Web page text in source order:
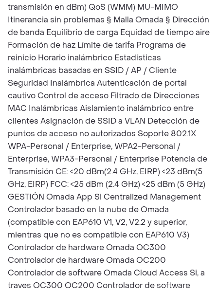
transmisión en dBm) QoS (WMM) MU-MIMO
Itinerancia sin problemas § Malla Omada § Dirección
de banda Equilibrio de carga Equidad de tiempo aire
Formación de haz Límite de tarifa Programa de
reinicio Horario inalámbrico Estadísticas
inalámbricas basadas en SSID / AP / Cliente
Seguridad Inalámbrica Autenticación de portal
cautivo Control de acceso Filtrado de Direcciones
MAC Inalámbricas Aislamiento inalámbrico entre
clientes Asignación de SSID a VLAN Detección de
puntos de acceso no autorizados Soporte 802.1X
WPA-Personal / Enterprise, WPA2-Personal /
Enterprise, WPA3-Personal / Enterprise Potencia de
Transmisión CE: <20 dBm(2.4 GHz, EIRP) <23 dBm(5
GHz, EIRP) FCC: <25 dBm (2.4 GHz) <25 dBm (5 GHz)
GESTIÓN Omada App Si Centralized Management
Controlador basado en la nube de Omada
(compatible con EAP610 V1, V2, V2.2 y superior,
mientras que no es compatible con EAP610 V3)
Controlador de hardware Omada OC300
Controlador de hardware Omada OC200
Controlador de software Omada Cloud Access Si, a
traves OC300 OC200 Controlador de software